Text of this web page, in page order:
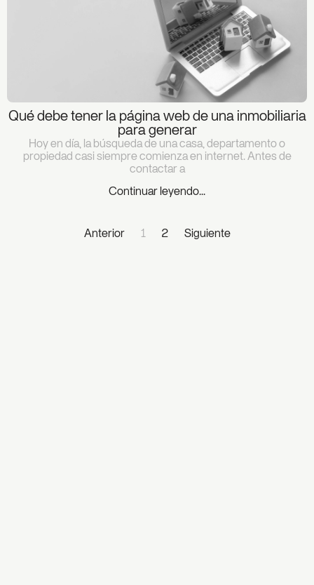
Qué debe tener la página web de una inmobiliaria
para generar
Hoy en día, la búsqueda de una casa, departamento o
propiedad casi siempre comienza en internet. Antes de
contactar a
Continuar leyendo...
Anterior 1 2 Siguiente